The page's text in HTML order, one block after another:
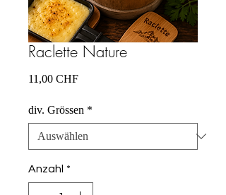
Raclette Nature
11,00 CHFPreis
div. Grössen *
Anzahl *